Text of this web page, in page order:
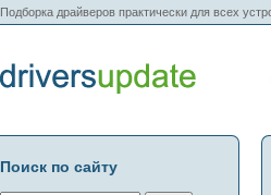
Подборка драйверов практически для всех
Поиск по сайту